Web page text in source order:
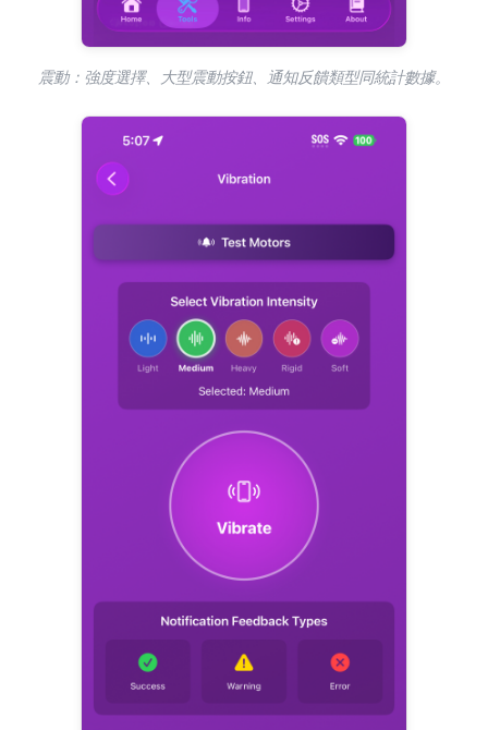
震動：強度選擇、大型震動按鈕、通知反饋類型同統計數據。